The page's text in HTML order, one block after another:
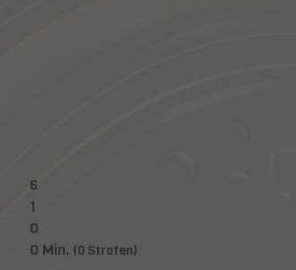
6
1
0
0 Min. (0 Strafen)